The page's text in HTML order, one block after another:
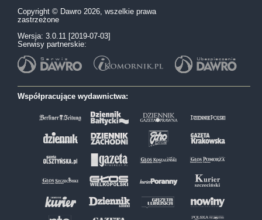
Copyright © Dawro 2026, wszelkie prawa
zastrzeżone
Wersja: 3.0.11 [2019-07-03]
Serwisy partnerskie:
Współpracujące wydawnictwa: